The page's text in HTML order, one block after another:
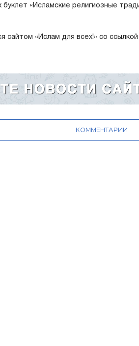
буклет «Исламские религиозные
«Ислам для всех!» со ссылкой
КОММЕНТАРИИ